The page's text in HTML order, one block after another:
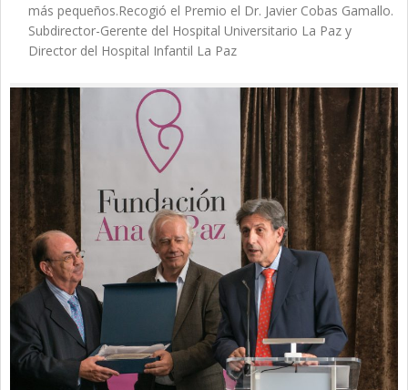
más pequeños.Recogió el Premio el Dr. Javier Cobas Gamallo.
Subdirector-Gerente del Hospital Universitario La Paz y
Director del Hospital Infantil La Paz